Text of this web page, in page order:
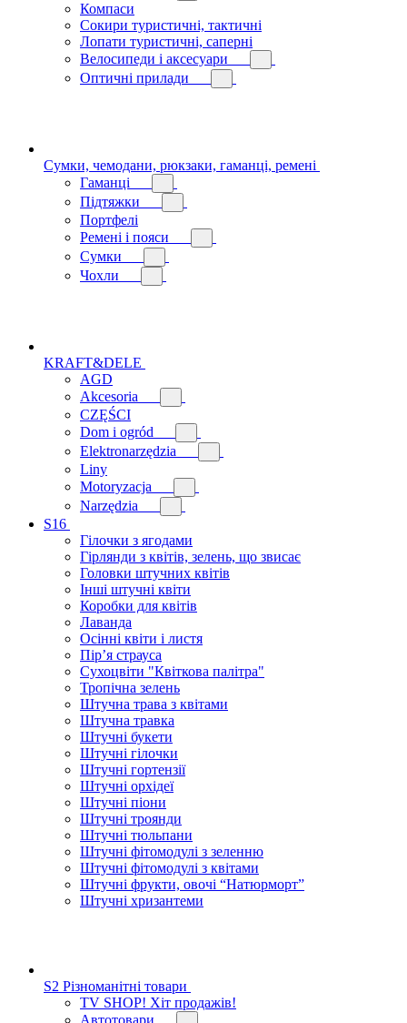
Компаси
Сокири туристичні, тактичні
Лопати туристичні, саперні
Велосипеди і аксесуари
Оптичні прилади
Сумки, чемодани, рюкзаки, гаманці, ремені
Гаманці
Підтяжки
Портфелі
Ремені і пояси
Сумки
Чохли
KRAFT&DELE
AGD
Akcesoria
CZĘŚCI
Dom i ogród
Elektronarzędzia
Liny
Motoryzacja
Narzędzia
S16
Гілочки з ягодами
Гірлянди з квітів, зелень, що звисає
Головки штучних квітів
Інші штучні квіти
Коробки для квітів
Лаванда
Осінні квіти і листя
Пір’я страуса
Сухоцвіти "Квіткова палітра"
Тропічна зелень
Штучна трава з квітами
Штучна травка
Штучні букети
Штучні гілочки
Штучні гортензії
Штучні орхідеї
Штучні піони
Штучні троянди
Штучні тюльпани
Штучні фітомодулі з зеленню
Штучні фітомодулі з квітами
Штучні фрукти, овочі “Натюрморт”
Штучні хризантеми
S2 Різноманітні товари
TV SHOP! Хіт продажів!
Автотовари